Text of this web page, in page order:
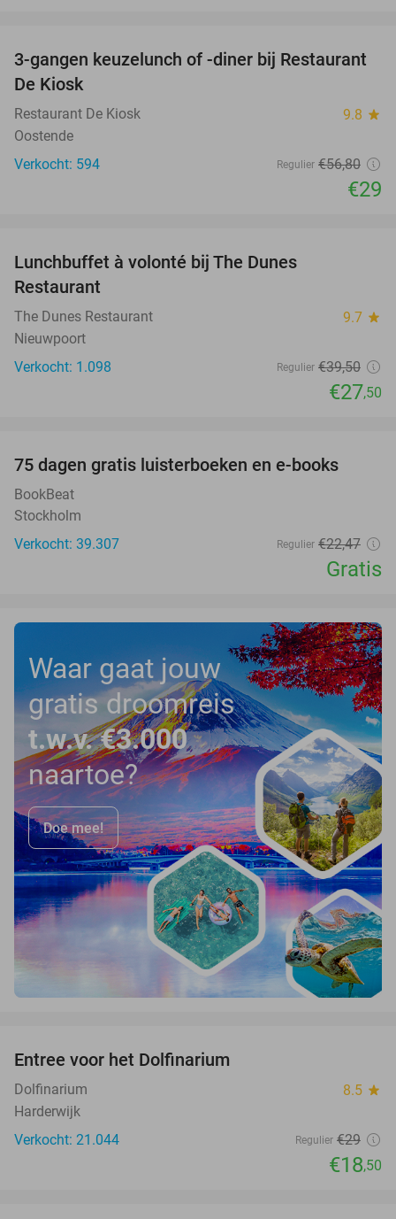
49%
3-gangen keuzelunch of -diner bij Restaurant
De Kiosk
Restaurant De Kiosk 9.8 star
Oostende
Verkocht: 594
Regulier €56,80
€29
Lunchbuffet à volonté bij The Dunes
Restaurant
The Dunes Restaurant 9.7 star
Nieuwpoort
Verkocht: 1.098
Regulier €39,50
€27,50
75 dagen gratis luisterboeken en e-books
BookBeat
Stockholm
Verkocht: 39.307
Regulier €22,47
Gratis
Waar gaat jouw
gratis droomreis
t.w.v. €3.000
naartoe?
Doe mee!
Entree voor het Dolfinarium
Dolfinarium 8.5 star
Harderwijk
Verkocht: 21.044
Regulier €29
€18,50